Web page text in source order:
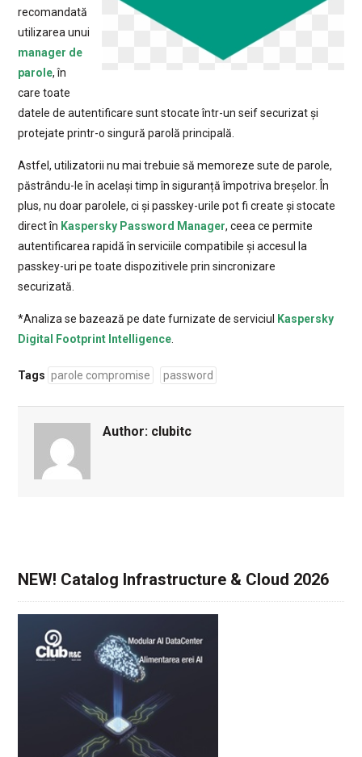
recomandată
utilizarea unui
manager de
parole, în
care toate
datele de autentificare sunt stocate într-un seif securizat și
protejate printr-o singură parolă principală.
Astfel, utilizatorii nu mai trebuie să memoreze sute de parole,
păstrându-le în același timp în siguranță împotriva breșelor. În
plus, nu doar parolele, ci și passkey-urile pot fi create și stocate
direct în Kaspersky Password Manager, ceea ce permite
autentificarea rapidă în serviciile compatibile și accesul la
passkey-uri pe toate dispozitivele prin sincronizare
securizată.
*Analiza se bazează pe date furnizate de serviciul
Kaspersky
Digital Footprint Intelligence.
Tags parole compromise password
Author: clubitc
NEW! Catalog Infrastructure & Cloud 2026